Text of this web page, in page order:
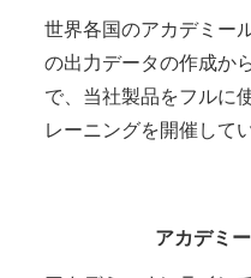
世界各国のアカデミー
の出力データの作成か
で、当社製品をフルに
レーニングを開催して
アカデミ